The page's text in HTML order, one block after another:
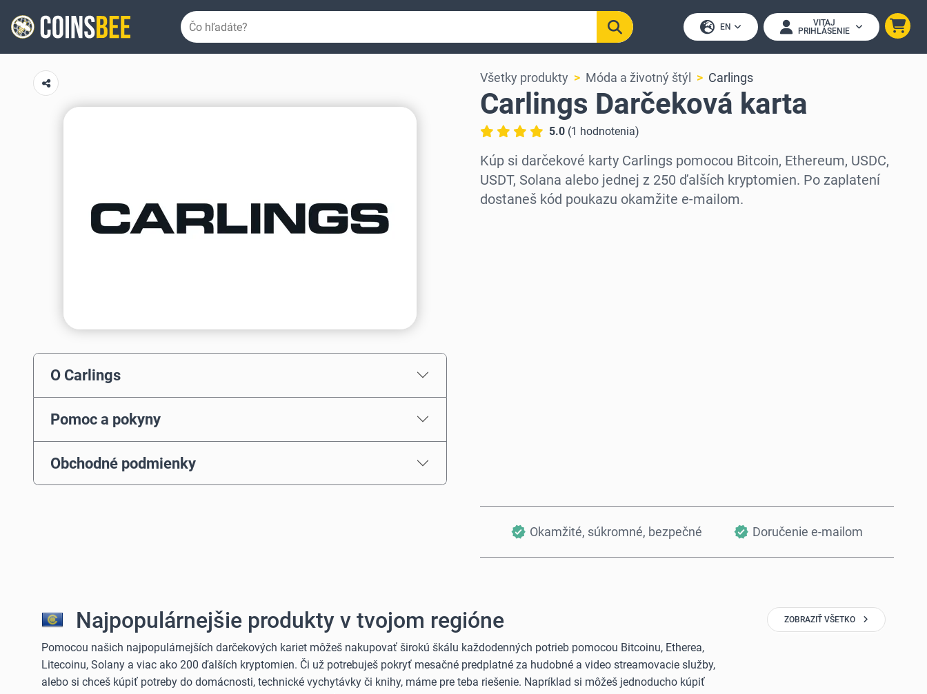
EN
VITAJ
PRIHLÁSENIE
O Carlings
Pomoc a pokyny
Obchodné podmienky
Všetky produkty Móda a životný štýl Carlings
Carlings Darčeková karta
5.0 (1 hodnotenia)
Kúp si darčekové karty Carlings pomocou Bitcoin, Ethereum, USDC,
USDT, Solana alebo jednej z 250 ďalších kryptomien. Po zaplatení
dostaneš kód poukazu okamžite e-mailom.
Okamžité, súkromné, bezpečné Doručenie e-mailom
Najpopulárnejšie produkty v tvojom regióne
Pomocou našich najpopulárnejších darčekových kariet môžeš nakupovať širokú škálu každodenných potrieb pomocou Bitcoinu, Etherea,
Litecoinu, Solany a viac ako 200 ďalších kryptomien. Či už potrebuješ pokryť mesačné predplatné za hudobné a video streamovacie služby,
alebo si chceš kúpiť potreby do domácnosti, technické vychytávky či knihy, máme pre teba riešenie. Napríklad si môžeš jednoducho kúpiť
ZOBRAZIŤ VŠETKO